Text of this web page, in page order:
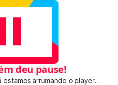
deu pause!
arrumando o player.